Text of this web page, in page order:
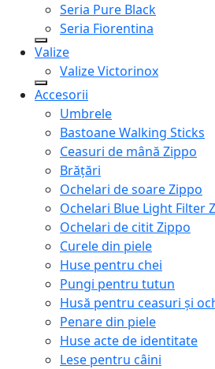
Seria Pure Black
Seria Fiorentina
Valize
Valize Victorinox
Accesorii
Umbrele
Bastoane Walking Sticks
Ceasuri de mână Zippo
Brățări
Ochelari de soare Zippo
Ochelari Blue Light Filter
Ochelari de citit Zippo
Curele din piele
Huse pentru chei
Pungi pentru tutun
Husă pentru ceasuri și
Penare din piele
Huse acte de identitate
Lese pentru câini